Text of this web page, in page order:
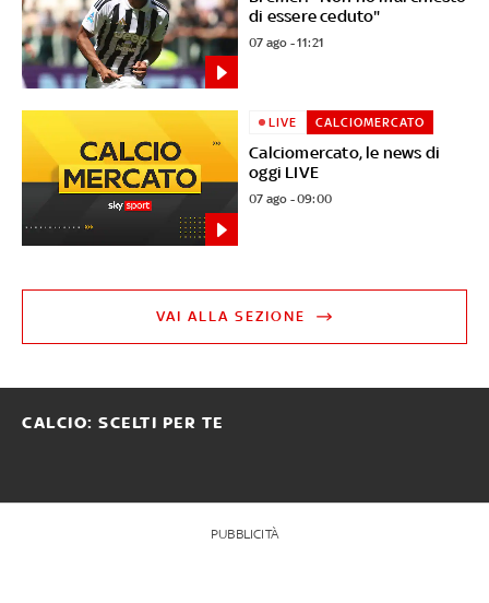
di essere ceduto"
07 ago - 11:21
Calciomercato, le news di
oggi LIVE
LIVE CALCIOMERCATO
07 ago - 09:00
VAI ALLA SEZIONE
CALCIO: SCELTI PER TE
PUBBLICITÀ